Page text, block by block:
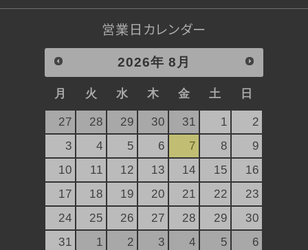
営業日カレンダー
2026年 8月
月 火 水 木 金 土 日
27 28 29 30 31 1
2
3
4 5 6 7 8
9
10
11 12 13 14 15
16
17
18 19 20 21 22
23
24
25 26 27 28 29
30
31
1 2 3 4 5 6
atarayo-可惜夜
星合いの空
実りノ羊羹
羊羹kaju*
琥珀糖kaju*
琥珀糖
atarayo-可惜夜(あたらよ)
琥珀糖kaju*
創作羊羹
実りノ羊羹
星合いの空
羊羹kaju*